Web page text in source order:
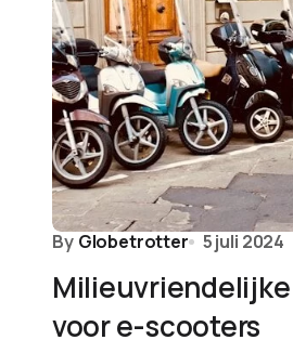
By Globetrotter 5 juli 2024
voor e-scooters